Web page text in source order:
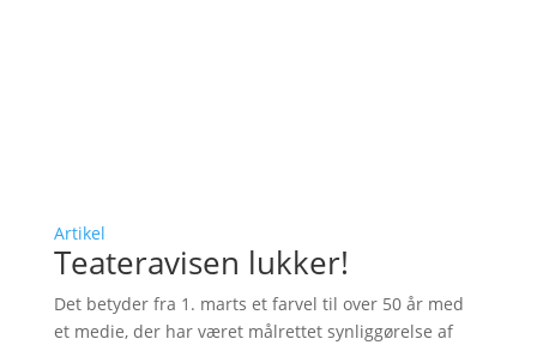
Artikel
Teateravisen lukker!
Det betyder fra 1. marts et farvel til over 50 år med
et medie, der har været målrettet synliggørelse af